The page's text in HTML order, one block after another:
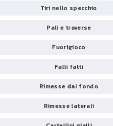
Tiri nello specchio
Pali e traverse
Fuorigioco
Falli fatti
Rimesse dal fondo
Rimesse laterali